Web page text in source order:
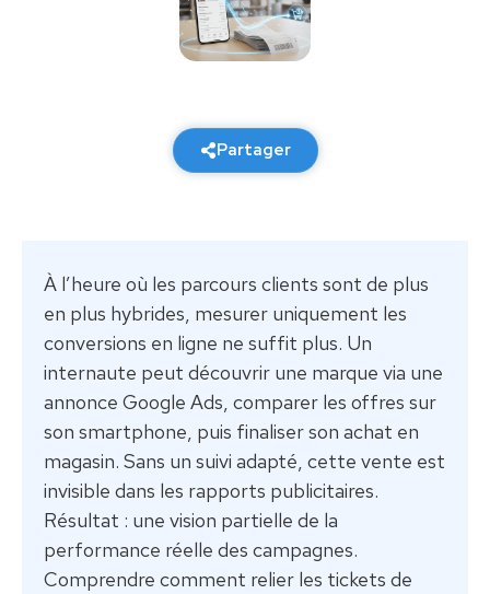
Partager
À l’heure où les parcours clients sont de plus
en plus hybrides, mesurer uniquement les
conversions en ligne ne suffit plus. Un
internaute peut découvrir une marque via une
annonce Google Ads, comparer les offres sur
son smartphone, puis finaliser son achat en
magasin. Sans un suivi adapté, cette vente est
invisible dans les rapports publicitaires.
Résultat : une vision partielle de la
performance réelle des campagnes.
Comprendre comment relier les tickets de